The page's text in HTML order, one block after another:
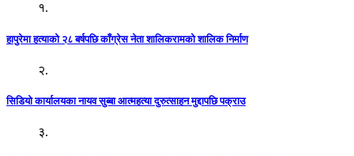
१.
हापुरेमा हत्याको २८ बर्षपछि काँग्रेस नेता शालिकरामको शालिक निर्माण
२.
सिडियो कार्यालयका नायव सुब्बा आत्महत्या दुरुत्साहन मुद्दापछि पक्राउ
३.